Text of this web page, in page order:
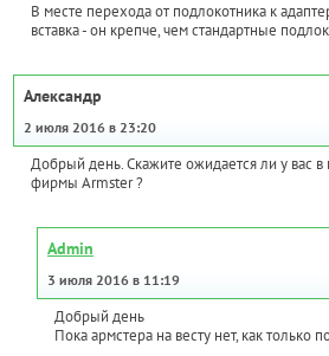
В месте перехода от подлокотника к
вставка - он крепче, чем стандартные
Александр
2 июля 2016 в 23:20
Добрый день. Скажите ожидается ли у вас
фирмы Armster ?
Admin
3 июля 2016 в 11:19
Добрый день
Пока армстера на весту нет, как только